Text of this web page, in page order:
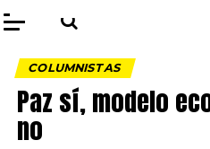
COLUMNISTAS
Paz sí, modelo
no